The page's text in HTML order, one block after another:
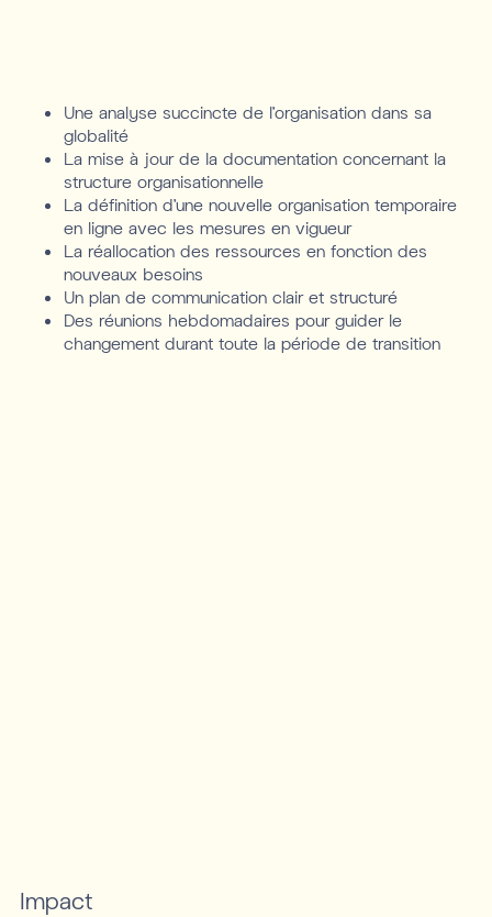
Une analyse succincte de l’organisation dans sa
globalité
La mise à jour de la documentation concernant la
structure organisationnelle
La définition d’une nouvelle organisation temporaire
en ligne avec les mesures en vigueur
La réallocation des ressources en fonction des
nouveaux besoins
Un plan de communication clair et structuré
Des réunions hebdomadaires pour guider le
changement durant toute la période de transition
Impact